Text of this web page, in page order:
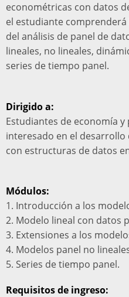
econométricas con datos
el estudiante
del análisis de panel de
lineales, no lineales,
series de tiempo panel.
Dirigido a:
Estudiantes de economía
interesado en el
con estructuras de datos
Módulos:
1. Introducción a los
2. Modelo lineal con datos
3. Extensiones a los
4. Modelos panel no
5. Series de tiempo panel.
Requisitos de ingreso: